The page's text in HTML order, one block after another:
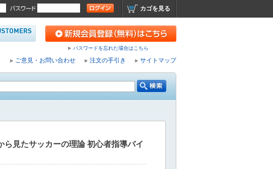
カゴを見る
パスワードを忘れた場合はこちら
ご意見・お問い合わせ 注文の手引き サイトマップ
ら見たサッカーの理論 初心者指導バイ